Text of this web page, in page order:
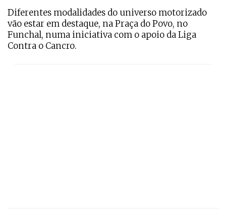
Diferentes modalidades do universo motorizado
vão estar em destaque, na Praça do Povo, no
Funchal, numa iniciativa com o apoio da Liga
Contra o Cancro.